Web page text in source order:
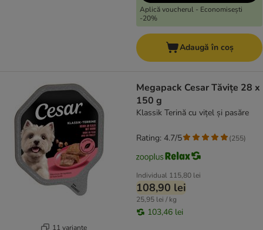
Aplică voucherul - Economisești
-20%
Adaugă în coș
11 variante
Megapack Cesar Tăvițe 28 x
150 g
Klassik Terină cu vițel și pasăre
Individual 115,80 lei
108,90 lei
25,95 lei / kg
103,46 lei
Rating: 4.7/5 (255)